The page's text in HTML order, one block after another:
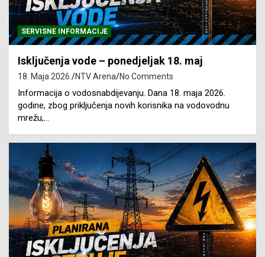
SERVISNE INFORMACIJE
Isključenja vode – ponedjeljak 18. maj
18. Maja 2026. NTV Arena No Comments
Informacija o vodosnabdijevanju. Dana 18. maja 2026.
godine, zbog priključenja novih korisnika na vodovodnu
mrežu,…